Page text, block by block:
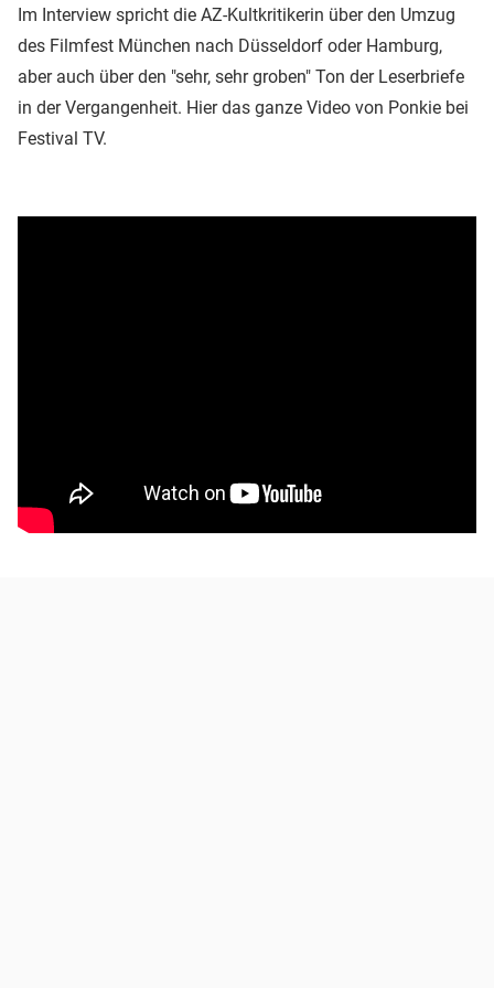
Im Interview spricht die AZ-Kultkritikerin über den Umzug
des Filmfest München nach Düsseldorf oder Hamburg,
aber auch über den "sehr, sehr groben" Ton der Leserbriefe
in der Vergangenheit. Hier das ganze Video von Ponkie bei
Festival TV.